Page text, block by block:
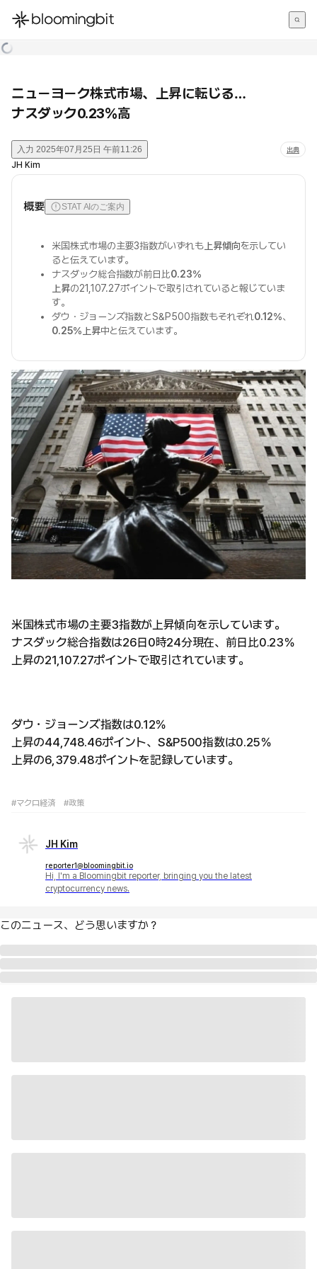
한국어
ニューヨーク株式市場、上昇に転じる…
ナスダック0.23％高
入力 2025年07月25日 午前11:26 出典
JH Kim
概要 STAT AIのご案内
米国株式市場の主要3指数がいずれも上昇傾向を示してい
ると伝えています。
ナスダック総合指数が前日比0.23％
上昇の21,107.27ポイントで取引されていると報じていま
す。
ダウ・ジョーンズ指数とS&P500指数もそれぞれ 0.12％、
0.25％上昇中と伝えています。
米国株式市場の主要3指数が上昇傾向を示しています。
ナスダック総合指数は26日0時24分現在、前日比0.23％
上昇の21,107.27ポイントで取引されています。
ダウ・ジョーンズ指数は0.12％
上昇の44,748.46ポイント、S&P500指数は0.25％
上昇の6,379.48ポイントを記録しています。
#マクロ経済 #政策
JH Kim
reporter1@bloomingbit.io
Hi, I'm a Bloomingbit reporter, bringing you the latest
cryptocurrency news.
このニュース、どう思いますか？